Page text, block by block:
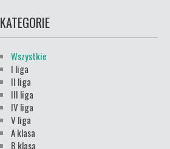
KATEGORIE
Wszystkie
I liga
II liga
III liga
IV liga
V liga
A klasa
B klasa